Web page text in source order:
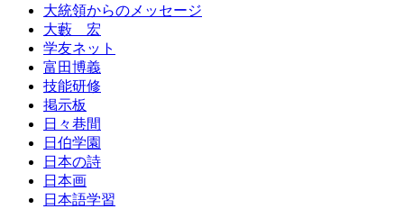
大統領からのメッセージ
大藪 宏
学友ネット
富田博義
技能研修
掲示板
日々巷間
日伯学園
日本の詩
日本画
日本語学習